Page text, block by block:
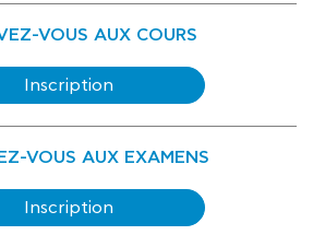
VOUS AUX COURS
Inscription
VOUS AUX EXAMENS
Inscription